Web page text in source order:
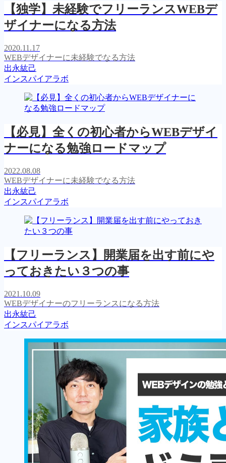
【独学】未経験でフリーランスWEBデ
ザイナーになる方法
2020.11.17
WEBデザイナーに未経験でなる方法
出永紘己
インスパイアラボ
【必見】全くの初心者からWEBデザイ
ナーになる勉強ロードマップ
2022.08.08
WEBデザイナーに未経験でなる方法
出永紘己
インスパイアラボ
【フリーランス】開業届を出す前にや
っておきたい３つの事
2021.10.09
WEBデザイナーのフリーランスになる方法
出永紘己
インスパイアラボ